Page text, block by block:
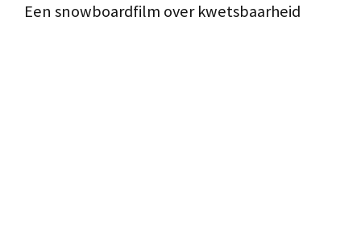
Een snowboardfilm over kwetsbaarheid